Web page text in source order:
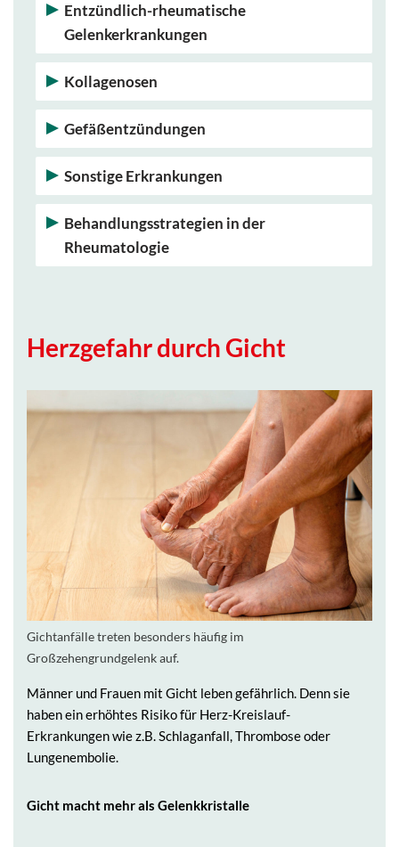
Entzündlich-rheumatische
Gelenkerkrankungen
Kollagenosen
Gefäßentzündungen
Sonstige Erkrankungen
Behandlungsstrategien in der
Rheumatologie
Herzgefahr durch Gicht
Gichtanfälle treten besonders häufig im
Großzehengrundgelenk auf.
Männer und Frauen mit Gicht leben gefährlich. Denn sie
haben ein erhöhtes Risiko für Herz-Kreislauf-
Erkrankungen wie z.B. Schlaganfall, Thrombose oder
Lungenembolie.
Gicht macht mehr als Gelenkkristalle